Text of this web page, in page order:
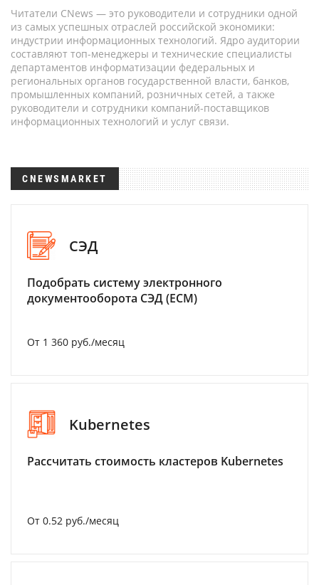
Читатели CNews — это руководители и сотрудники одной
из самых успешных отраслей российской экономики:
индустрии информационных технологий. Ядро аудитории
составляют топ-менеджеры и технические специалисты
департаментов информатизации федеральных и
региональных органов государственной власти, банков,
промышленных компаний, розничных сетей, а также
руководители и сотрудники компаний-поставщиков
информационных технологий и услуг связи.
CNEWSMARKET
СЭД
Подобрать систему электронного
документооборота СЭД (ECM)
От 1 360 руб./месяц
Kubernetes
Рассчитать стоимость кластеров Kubernetes
От 0.52 руб./месяц